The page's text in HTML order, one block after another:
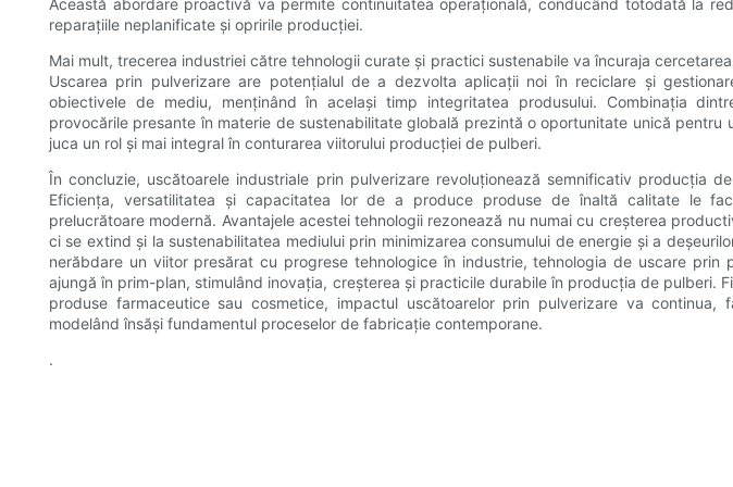
Această abordare proactivă va permite continuitatea operațională, conducând totodată la
reparațiile neplanificate și opririle producției.
Mai mult, trecerea industriei către tehnologii curate și practici sustenabile va încuraja
Uscarea prin pulverizare are potențialul de a dezvolta aplicații noi în reciclare și
obiectivele de mediu, menținând în același timp integritatea produsului. Combinația
provocările presante în materie de sustenabilitate globală prezintă o oportunitate unică pentru
juca un rol și mai integral în conturarea viitorului producției de pulberi.
În concluzie, uscătoarele industriale prin pulverizare revoluționează semnificativ producția
Eficiența, versatilitatea și capacitatea lor de a produce produse de înaltă calitate le
prelucrătoare modernă. Avantajele acestei tehnologii rezonează nu numai cu creșterea
ci se extind și la sustenabilitatea mediului prin minimizarea consumului de energie și a
nerăbdare un viitor presărat cu progrese tehnologice în industrie, tehnologia de uscare prin
ajungă în prim-plan, stimulând inovația, creșterea și practicile durabile în producția de pulberi.
produse farmaceutice sau cosmetice, impactul uscătoarelor prin pulverizare va continua,
modelând însăși fundamentul proceselor de fabricație contemporane.
.